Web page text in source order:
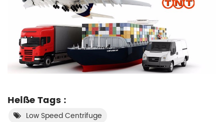
Heiße Tags :
Low Speed Centrifuge